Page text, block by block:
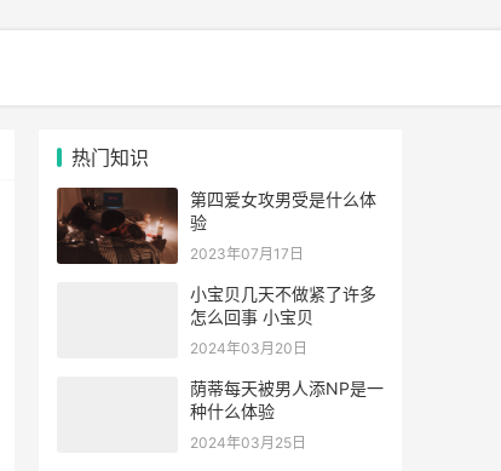
热门知识
第四爱女攻男受是什么体
验
2023年07月17日
小宝贝几天不做紧了许多
怎么回事 小宝贝
2024年03月20日
荫蒂每天被男人添NP是一
种什么体验
2024年03月25日